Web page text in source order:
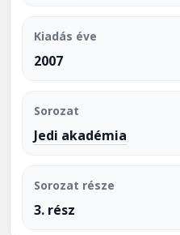
Kiadás éve
2007
Sorozat
Jedi akadémia
Sorozat része
3. rész